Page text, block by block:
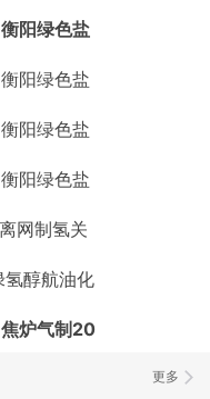
阳绿色盐
阳绿色盐
阳绿色盐
阳绿色盐
网制氢关
醇航油化
炉气制20
更多